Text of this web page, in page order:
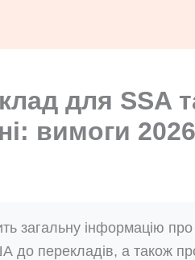
для SSA
вимоги
загальну інформацію
до перекладів, а також